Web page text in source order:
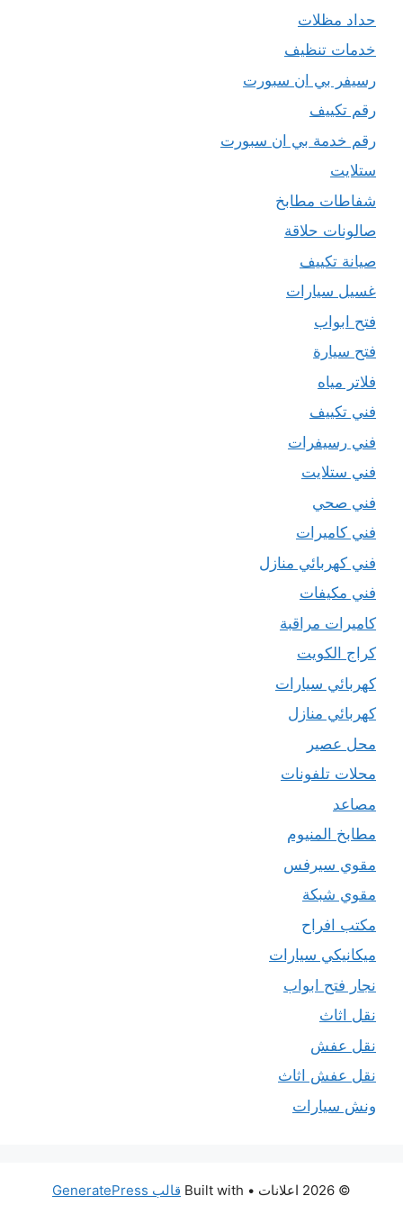
حداد مظلات
خدمات تنظيف
رسيفر بي ان سبورت
رقم تكييف
رقم خدمة بي ان سبورت
ستلايت
شفاطات مطابخ
صالونات حلاقة
صيانة تكييف
غسيل سيارات
فتح ابواب
فتح سيارة
فلاتر مياه
فني تكييف
فني رسيفرات
فني ستلايت
فني صحي
فني كاميرات
فني كهربائي منازل
فني مكيفات
كاميرات مراقبة
كراج الكويت
كهربائي سيارات
كهربائي منازل
محل عصير
محلات تلفونات
مصاعد
مطابخ المنيوم
مقوي سيرفس
مقوي شبكة
مكتب افراح
ميكانيكي سيارات
نجار فتح ابواب
نقل اثاث
نقل عفش
نقل عفش اثاث
ونش سيارات
© 2026 اعلانات • Built with قالب GeneratePress